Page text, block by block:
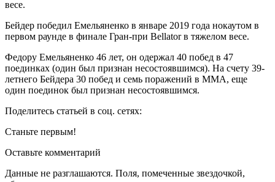
весе.
Бейдер победил Емельяненко в январе 2019 года нокаутом в
первом раунде в финале Гран-при Bellator в тяжелом весе.
Федору Емельяненко 46 лет, он одержал 40 побед в 47
поединках (один был признан несостоявшимся). На счету 39-
летнего Бейдера 30 побед и семь поражений в ММА, еще
один поединок был признан несостоявшимся.
Поделитесь статьей в соц. сетях:
Станьте первым!
Оставьте комментарий
Данные не разглашаются. Поля, помеченные звездочкой,